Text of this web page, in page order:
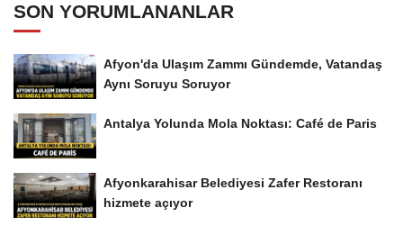
SON YORUMLANANLAR
Afyon'da Ulaşım Zammı Gündemde, Vatandaş
Aynı Soruyu Soruyor
Antalya Yolunda Mola Noktası: Café de Paris
Afyonkarahisar Belediyesi Zafer Restoranı
hizmete açıyor